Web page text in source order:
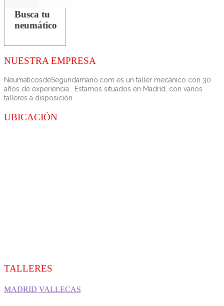
Busca tu
neumático
NUESTRA EMPRESA
NeumaticosdeSegundamano.com es un taller mecánico con 30
años de experiencia . Estamos situados en Madrid, con varios
talleres a disposición.
UBICACIÓN
TALLERES
MADRID VALLECAS